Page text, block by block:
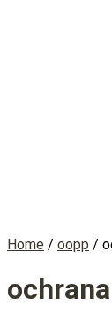
Home / oopp /